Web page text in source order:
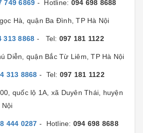
749 6869 - Hotline: 094 698 8688
Hà, quận Ba Đình, TP Hà Nội
313 8868 - Tel: 097 181 1122
Diễn, quận Bắc Từ Liêm, TP Hà Nội
313 8868 - Tel: 097 181 1122
quốc lộ 1A, xã Duyên Thái, huyện
444 0287 - Hotline: 094 698 8688